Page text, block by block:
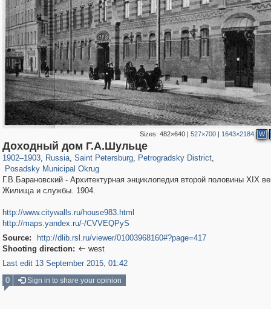
Sizes: 482×640| 527×700| 1643×2184 W
Доходный дом Г.А.Шульце
1902–1903, Russia
1,406,517 29,243
, Saint Petersburg
197,153 5,709
, Petrogradsky District
22,955
,
Posadsky Municipal Okrug
3,467 81
Г.В.Барановский - Архитектурная энциклопедия второй половины XIX
Жилища и службы. 1904.
http://www.citywalls.ru/house983.html
http://maps.yandex.ru/-/CVVEQPyS
Source:
http://dlib.rsl.ru/viewer/01003968160#?page=417
Shooting direction:  west
Last edit 13 September 2015, 01:42
0
Sign in to share your opinion